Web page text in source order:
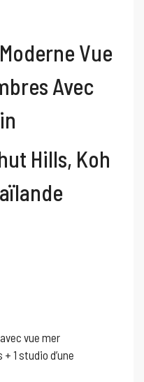
Vue
Avec
Hills, Koh
vue mer
1 studio d’une